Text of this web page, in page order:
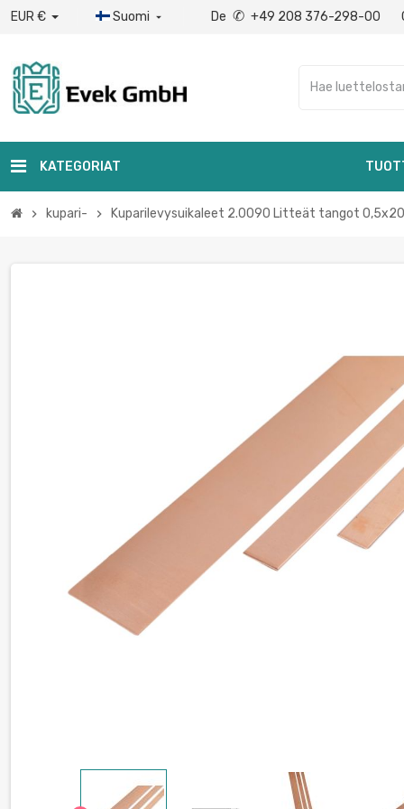
EUR € Suomi  De ✆ +49 208 376-298-00
KATEGORIAT
chevron_right kupari- chevron_right Kuparilevysuikaleet 2.0090 Litteät tangot